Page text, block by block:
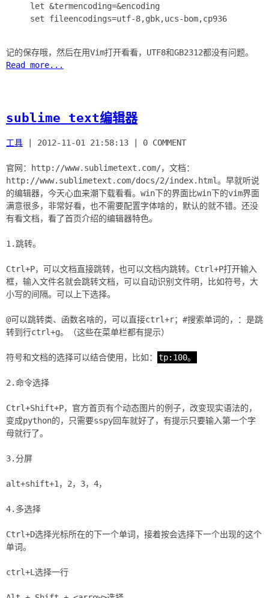
let &termencoding=&encoding
set fileencodings=utf-8,gbk,ucs-bom,cp936
Read more...
sublime text编辑器
工具 2012-11-01 21:58:13 0 COMMENT
官网：http://www.sublimetext.com/，文档：
http://www.sublimetext.com/docs/2/index.html。早就听说
的编辑器，今天心血来潮下载看看。win下的界面比win下的vim界面
满意很多，非常好看，也不需要配置字体啥的，默认的就不错。还没
有看文档，看了首页介绍的编辑器特色。
1.跳转。
Ctrl+P，可以文档直接跳转，也可以文档内跳转。Ctrl+P打开输入
框，输入文件名就会跳转文档，可以自动识别文件明，比如符号，大
小写的间隔。可以上下选择。
@可以跳转类、函数名啥的，可以直接ctrl+r；#搜索单词的，：是跳
转到行ctrl+g。（这些在菜单栏都有提示）
符号和文档的选择可以结合使用，比如： tp:100。
2.命令选择
Ctrl+Shift+P，官方首页有个动态图片的例子，改变现实语法的，
变成python的，只需要sspy回车就好了，有提示只要输入第一个字
母就行了。
3.分屏
alt+shift+1，2，3，4，
4.多选择
Ctrl+D选择光标所在的下一个单词，接着按会选择下一个出现的这个
单词。
ctrl+L选择一行